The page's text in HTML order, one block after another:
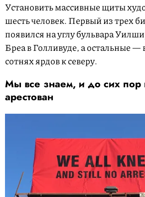
Установить массивные щиты
шесть человек. Первый из трех
появился на углу бульвара
Бреа в Голливуде, а остальные —
сотнях ярдов к северу.
Мы все знаем, и до сих пор
арестован